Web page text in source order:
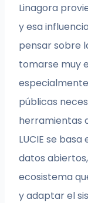
Linagora
y esa
pensar sobre
tomarse muy
públicas
herramientas
LUCIE se
datos
ecosistema
y adaptar el